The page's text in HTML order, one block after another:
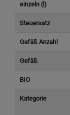
einzeln (l)
Steuersatz
Gefäß Anzahl
Gefäß
BIO
Kategorie